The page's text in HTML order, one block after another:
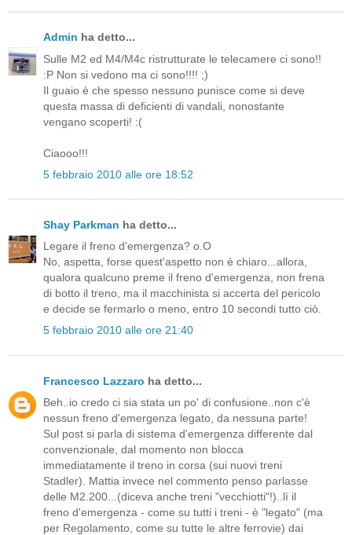
Admin ha detto...
Sulle M2 ed M4/M4c ristrutturate le telecamere ci sono!!
:P Non si vedono ma ci sono!!!! ;)
Il guaio è che spesso nessuno punisce come si deve
questa massa di deficienti di vandali, nonostante
vengano scoperti! :(
Ciaooo!!!
5 febbraio 2010 alle ore 18:52
Shay Parkman ha detto...
Legare il freno d'emergenza? o.O
No, aspetta, forse quest'aspetto non è chiaro...allora,
qualora qualcuno preme il freno d'emergenza, non frena
di botto il treno, ma il macchinista si accerta del pericolo
e decide se fermarlo o meno, entro 10 secondi tutto ciò.
5 febbraio 2010 alle ore 21:40
Francesco Lazzaro ha detto...
Beh..io credo ci sia stata un po' di confusione..non c'è
nessun freno d'emergenza legato, da nessuna parte!
Sul post si parla di sistema d'emergenza differente dal
convenzionale, dal momento non blocca
immediatamente il treno in corsa (sui nuovi treni
Stadler). Mattia invece nel commento penso parlasse
delle M2.200...(diceva anche treni "vecchiotti"!)..lì il
freno d'emergenza - come su tutti i treni - è "legato" (ma
per Regolamento, come su tutte le altre ferrovie) dai